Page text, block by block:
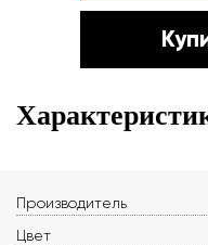
Производитель
Цвет